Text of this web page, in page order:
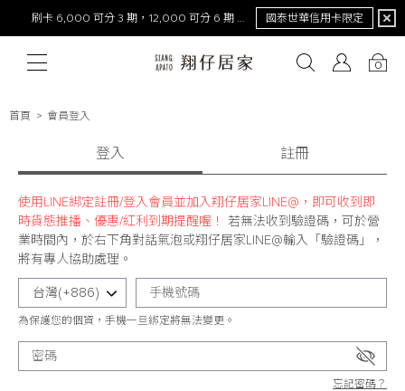
刷卡 6,000 可分 3 期，12,000 可分 6 期 0 利率 國泰世華信用卡限定
0
# 涼被 # 天絲
首頁 會員登入
登入 註冊
使用LINE綁定註冊/登入會員並加入翔仔居家LINE@，即可收到即
時貨態推播、優惠/紅利到期提醒喔！
若無法收到驗證碼，可於營
業時間內，於右下角對話氣泡或翔仔居家LINE@輸入「驗證碼」，
將有專人協助處理。
為保護您的個資，手機一旦綁定將無法變更。
忘記密碼？